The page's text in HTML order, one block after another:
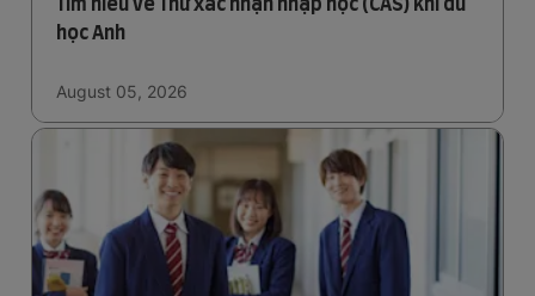
học Anh
August 05, 2026